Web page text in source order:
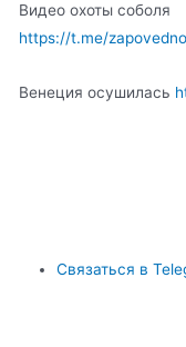
Видео охоты соболя
https://t.me/
Венеция осушилась
Связаться в